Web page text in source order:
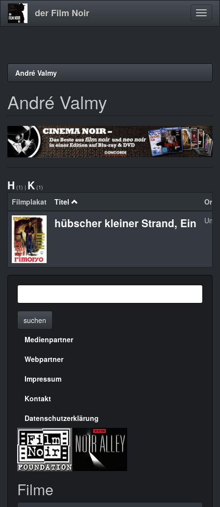
Direkt
der Film Noir
André Valmy
André Valmy
H (1) | K (1)
Filmplakat Titel
hübscher kleiner Strand, Ein Une
suchen
Menülinks
rechte
Seite
Medienpartner
Webpartner
Impressum
Kontakt
Datenschutzerklärung
Filme